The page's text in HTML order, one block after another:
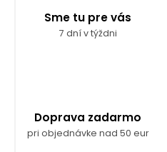
Sme tu pre vás
7 dní v týždni
Doprava zadarmo
pri objednávke nad 50 eur